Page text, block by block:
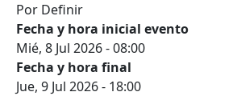
Por Definir
Fecha y hora inicial evento
Mié, 8 Jul 2026 - 08:00
Fecha y hora final
Jue, 9 Jul 2026 - 18:00